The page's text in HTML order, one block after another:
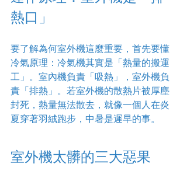
熱口」
要了解為何室外機這麼重要，首先要懂
冷氣原理：冷氣機其實是「熱量的搬運
工」。室內機負責「吸熱」，室外機負
責「排熱」。若室外機的散熱片被厚塵
封死，熱量無法散去，就像一個人在炎
夏穿著羽絨跑步，中暑是遲早的事。
室外機太髒的三大惡果